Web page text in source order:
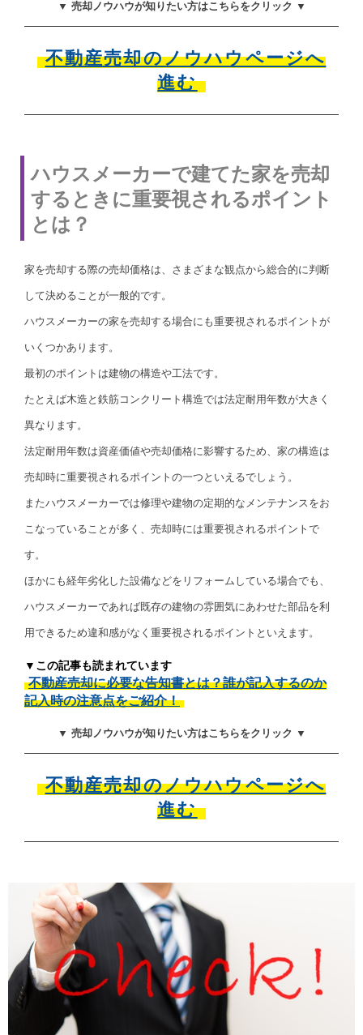
▼ 売却ノウハウが知りたい方はこちらをクリック ▼
不動産売却のノウハウページへ
進む
ハウスメーカーで建てた家を売却
するときに重要視されるポイント
とは？
家を売却する際の売却価格は、さまざまな観点から総合的に判断
して決めることが一般的です。
ハウスメーカーの家を売却する場合にも重要視されるポイントが
いくつかあります。
最初のポイントは建物の構造や工法です。
たとえば木造と鉄筋コンクリート構造では法定耐用年数が大きく
異なります。
法定耐用年数は資産価値や売却価格に影響するため、家の構造は
売却時に重要視されるポイントの一つといえるでしょう。
またハウスメーカーでは修理や建物の定期的なメンテナンスをお
こなっていることが多く、売却時には重要視されるポイントで
す。
ほかにも経年劣化した設備などをリフォームしている場合でも、
ハウスメーカーであれば既存の建物の雰囲気にあわせた部品を利
用できるため違和感がなく重要視されるポイントといえます。
▼この記事も読まれています
不動産売却に必要な告知書とは？誰が記入するのか
記入時の注意点をご紹介！
▼ 売却ノウハウが知りたい方はこちらをクリック ▼
不動産売却のノウハウページへ
進む